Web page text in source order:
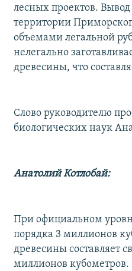
лесных проектов.
территории
объемами легальной
нелегально
древесины, что
Слово руководителю
биологических наук
Анатолий Котлобай:
При официальном
порядка 3 миллионов
древесины составляет
миллионов кубометров.